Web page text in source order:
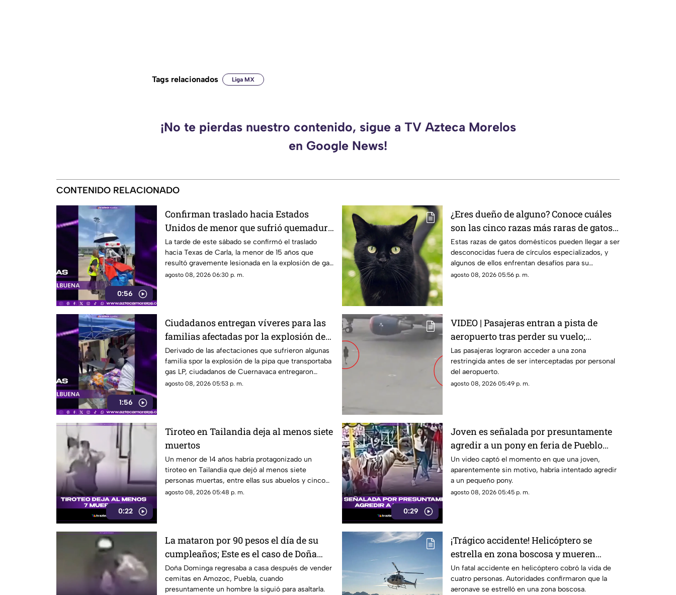
Tags relacionados Liga MX
¡No te pierdas nuestro contenido, sigue a TV Azteca Morelos
en Google News!
CONTENIDO RELACIONADO
0:56
Confirman traslado hacia Estados
Unidos de menor que sufrió quemadura
en la explosión de gas LP en
Cuernavaca
La tarde de este sábado se confirmó el traslado
hacia Texas de Carla, la menor de 15 años que
resultó gravemente lesionada en la explosión de gas
en Cuernavaca.
agosto 08, 2026 06:30 p. m.
¿Eres dueño de alguno? Conoce cuáles
son las cinco razas más raras de gatos
domésticos en todo el mundo
Estas razas de gatos domésticos pueden llegar a ser
desconocidas fuera de círculos especializados, y
algunos de ellos enfrentan desafíos para su
preservación.
agosto 08, 2026 05:56 p. m.
1:56
Ciudadanos entregan víveres para las
familias afectadas por la explosión de
pipa en Cuernavaca
Derivado de las afectaciones que sufrieron algunas
familia spor la explosión de la pipa que transportaba
gas LP, ciudadanos de Cuernavaca entregaron
víveres en la zona.
agosto 08, 2026 05:53 p. m.
VIDEO | Pasajeras entran a pista de
aeropuerto tras perder su vuelo;
autoridades logran detenerlas
Las pasajeras lograron acceder a una zona
restringida antes de ser interceptadas por personal
del aeropuerto.
agosto 08, 2026 05:49 p. m.
0:22
Tiroteo en Tailandia deja al menos siete
muertos
Un menor de 14 años habría protagonizado un
tiroteo en Tailandia que dejó al menos siete
personas muertas, entre ellas sus abuelos y cinco
personas en una escuela.
agosto 08, 2026 05:48 p. m.
0:29
Joven es señalada por presuntamente
agredir a un pony en feria de Pueblo
Mágico
Un video captó el momento en que una joven,
aparentemente sin motivo, habría intentado agredir
a un pequeño pony.
agosto 08, 2026 05:45 p. m.
La mataron por 90 pesos el día de su
cumpleaños; Este es el caso de Doña
Dominga
Doña Dominga regresaba a casa después de vender
cemitas en Amozoc, Puebla, cuando
presuntamente un hombre la siguió para asaltarla.
¡Trágico accidente! Helicóptero se
estrella en zona boscosa y mueren
cuatro personas
Un fatal accidente en helicóptero cobró la vida de
cuatro personas. Autoridades confirmaron que la
aeronave se estrelló en una zona boscosa.